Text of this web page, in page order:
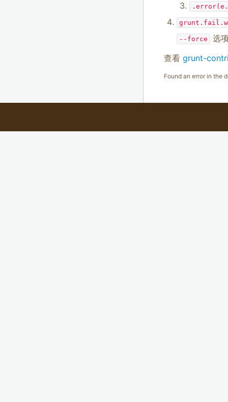
--force
选
查看 grunt-
Found an error in the